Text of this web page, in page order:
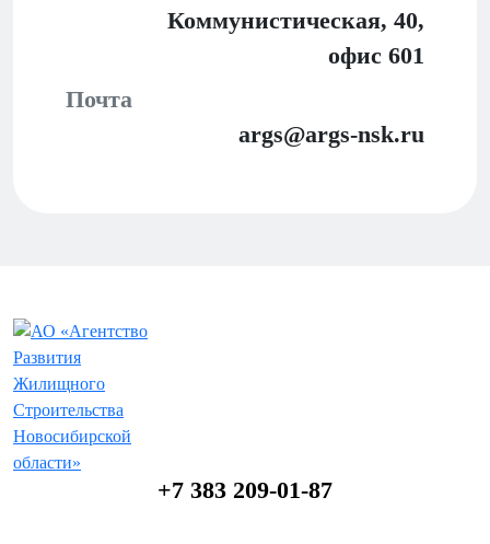
Коммунистическая, 40,
офис 601
Почта
args@args-nsk.ru
+7 383 209-01-87